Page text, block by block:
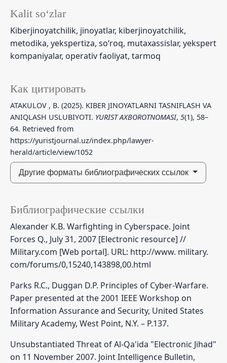
Kalit so‘zlar
Kiberjinoyatchilik, jinoyatlar, kiberjinoyatchilik,
metodika, yekspertiza, so‘roq, mutaxassislar, yekspert
kompaniyalar, operativ faoliyat, tarmoq
Как цитировать
ATAKULOV , B. (2025). KIBER JINOYATLARNI TASNIFLASH VA
ANIQLASH USLUBIYOTI. YURIST AXBOROTNOMASI, 5(1), 58–
64. Retrieved from
https://yuristjournal.uz/index.php/lawyer-
herald/article/view/1052
Другие форматы библиографических ссылок
Библиографические ссылки
Alexander K.B. Warfighting in Cyberspace. Joint
Forces Q., July 31, 2007 [Electronic resource] //
Military.com [Web portal]. URL: http://www. military.
com/forums/0,15240,143898,00.html
Parks R.C., Duggan D.P. Principles of Cyber-Warfare.
Paper presented at the 2001 IEEE Workshop on
Information Assurance and Security, United States
Military Academy, West Point, N.Y. – Р.137.
Unsubstantiated Threat of Al-Qa'ida "Electronic Jihad"
on 11 November 2007. Joint Intelligence Bulletin,